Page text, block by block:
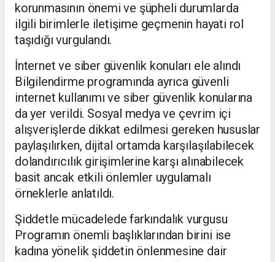
korunmasının önemi ve şüpheli durumlarda
ilgili birimlerle iletişime geçmenin hayati rol
taşıdığı vurgulandı.
İnternet ve siber güvenlik konuları ele alındı
Bilgilendirme programında ayrıca güvenli
internet kullanımı ve siber güvenlik konularına
da yer verildi. Sosyal medya ve çevrim içi
alışverişlerde dikkat edilmesi gereken hususlar
paylaşılırken, dijital ortamda karşılaşılabilecek
dolandırıcılık girişimlerine karşı alınabilecek
basit ancak etkili önlemler uygulamalı
örneklerle anlatıldı.
Şiddetle mücadelede farkındalık vurgusu
Programın önemli başlıklarından birini ise
kadına yönelik şiddetin önlenmesine dair